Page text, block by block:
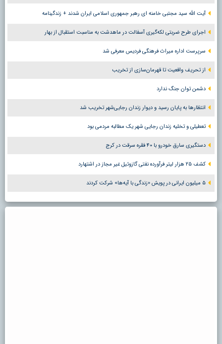
آیت الله سید مجتبی خامنه ای رهبر جمهوری اسلامی ایران شدند + زندگینامه
اجرای طرح ضربتی لکه‌گیری آسفالت در ماهدشت به مناسبت استقبال از بهار
سرپرست اداره میراث فرهنگی فردیس معرفی شد
از تحریف واقعیت تا قهرمان‌سازی از تخریب
دشمن توان جنگ ندارد
انتظارها به پایان رسید و دیوار زندان رجایی‌شهر تخریب شد
تعطیلی و تخلیه زندان رجایی شهر یک مطالبه مردمی بود
دستگیری سارق خودرو با ۴۰ فقره سرقت در کرج
کشف ۲۵ هزار لیتر فرآورده نفتی گازوئیل غیر مجاز در اشتهارد
۵ میلیون ایرانی در پویش «زندگی با آیه‌ها» شرکت کردند